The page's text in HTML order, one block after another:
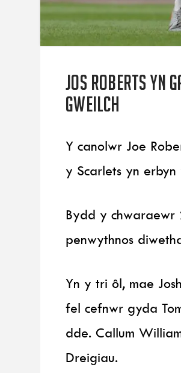
Jos Roberts yn
Gweilch
Y canolwr Joe
y Scarlets yn
Bydd y chwaraewr
penwythnos
Yn y tri ôl, mae
fel cefnwr gyda
dde. Callum
Dreigiau.